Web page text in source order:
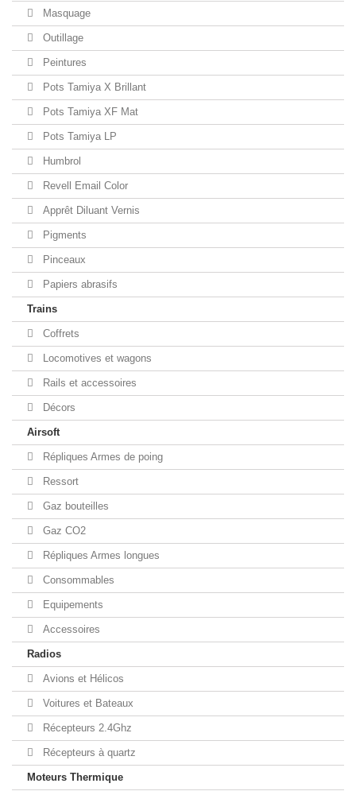
Masquage
Outillage
Peintures
Pots Tamiya X Brillant
Pots Tamiya XF Mat
Pots Tamiya LP
Humbrol
Revell Email Color
Apprêt Diluant Vernis
Pigments
Pinceaux
Papiers abrasifs
Trains
Coffrets
Locomotives et wagons
Rails et accessoires
Décors
Airsoft
Répliques Armes de poing
Ressort
Gaz bouteilles
Gaz CO2
Répliques Armes longues
Consommables
Equipements
Accessoires
Radios
Avions et Hélicos
Voitures et Bateaux
Récepteurs 2.4Ghz
Récepteurs à quartz
Moteurs Thermique